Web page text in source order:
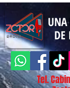
UNA
DE
Tel.